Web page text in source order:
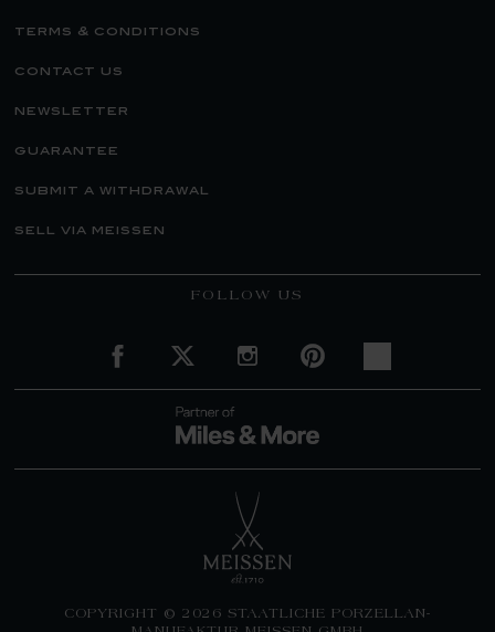
terms & conditions
contact us
newsletter
guarantee
submit a withdrawal
sell via meissen
FOLLOW US
COPYRIGHT © 2026 STAATLICHE PORZELLAN-